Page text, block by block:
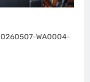
WA0004-